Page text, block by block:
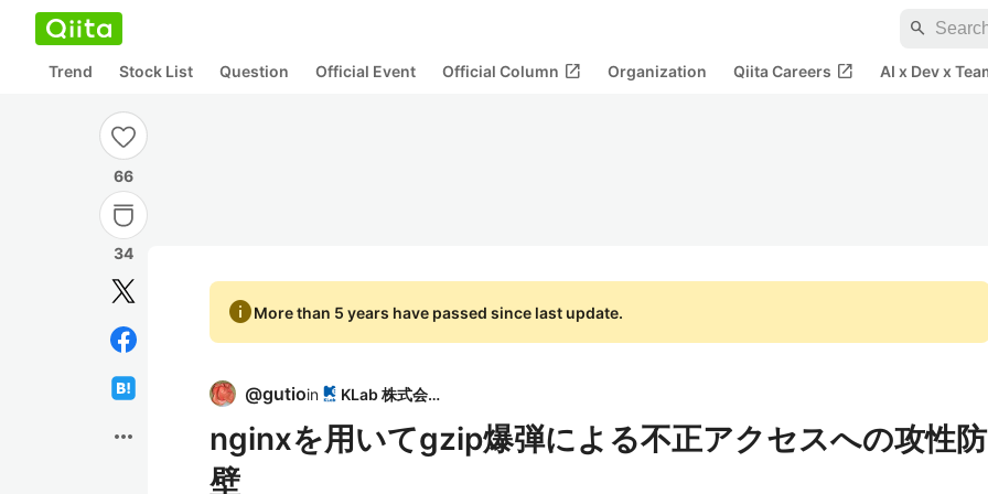
search
Trend Stock List Question Official Event Official Column open_in_new Organization Qiita Careers open_in_new AI x Dev x
66
34
more_horiz
infoMore than 5 years have passed since last update.
@gutioin KLab 株式会社
nginxを用いてgzip爆弾による不正アクセスへの攻性防
壁